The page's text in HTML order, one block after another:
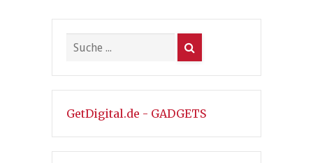
GetDigital.de - GADGETS